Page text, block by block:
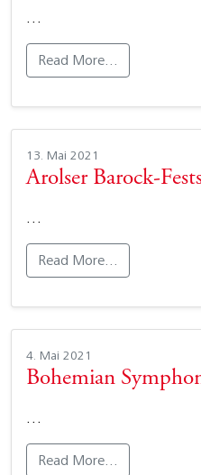
…
Read More…
13. Mai 2021
Arolser Barock-
…
Read More…
4. Mai 2021
Bohemian
…
Read More…